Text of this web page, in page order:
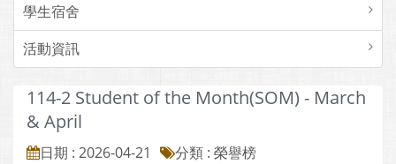
學生宿舍
活動資訊
114-2 Student of the Month(SOM) - March
& April
日期 : 2026-04-21
分類 : 榮譽榜